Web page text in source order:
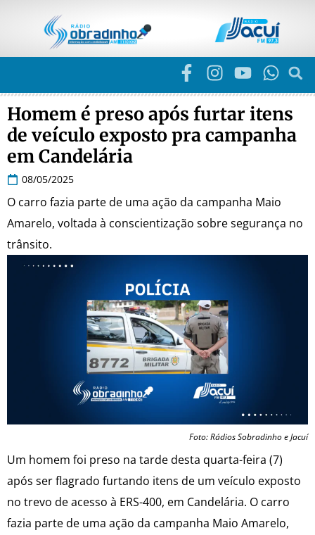
Homem é preso após furtar itens
de veículo exposto pra campanha
em Candelária
08/05/2025
O carro fazia parte de uma ação da campanha Maio
Amarelo, voltada à conscientização sobre segurança no
trânsito.
Foto: Rádios Sobradinho e Jacuí
Um homem foi preso na tarde desta quarta-feira (7)
após ser flagrado furtando itens de um veículo exposto
no trevo de acesso à ERS-400, em Candelária. O carro
fazia parte de uma ação da campanha Maio Amarelo,